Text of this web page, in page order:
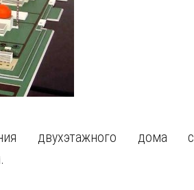
двухэтажного дома с